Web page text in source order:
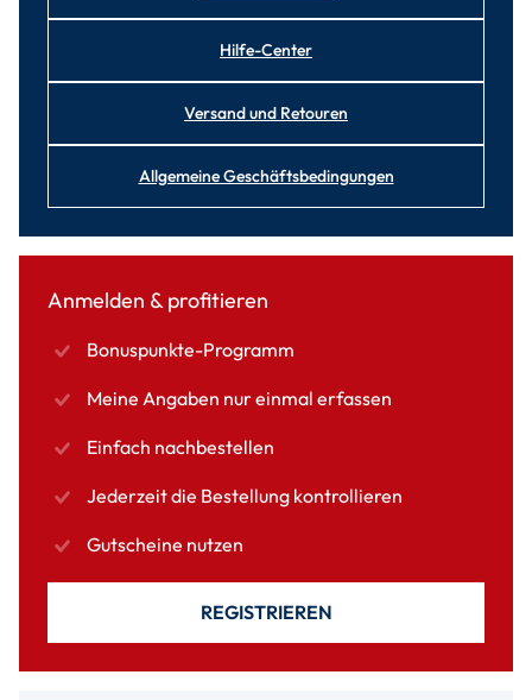
Hilfe-Center
Versand und Retouren
Allgemeine Geschäftsbedingungen
Anmelden & profitieren
Bonuspunkte-Programm
Meine Angaben nur einmal erfassen
Einfach nachbestellen
Jederzeit die Bestellung kontrollieren
Gutscheine nutzen
REGISTRIEREN